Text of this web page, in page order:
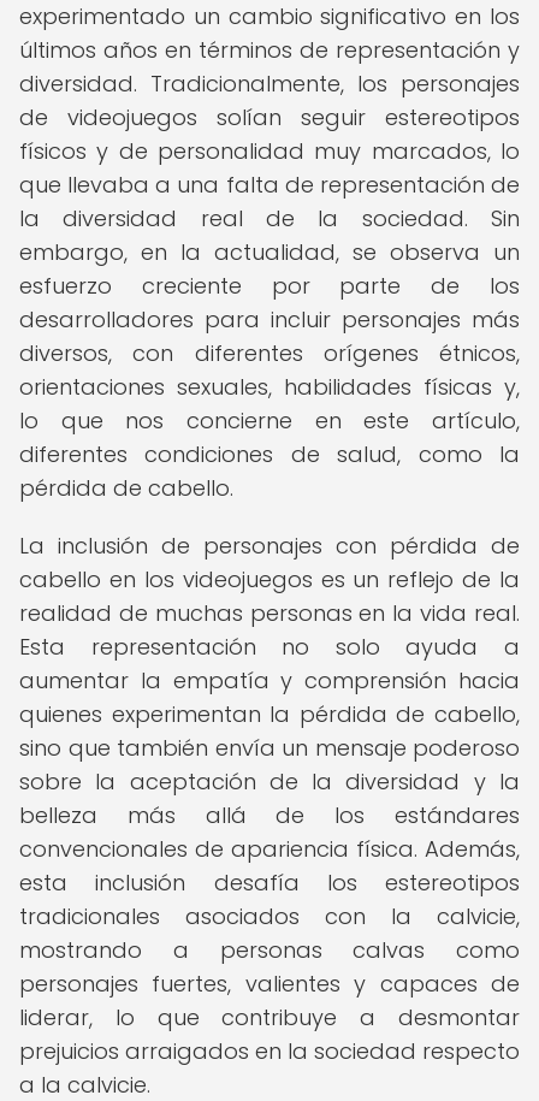
experimentado un cambio significativo en los
últimos años en términos de representación y
diversidad. Tradicionalmente, los personajes
de videojuegos solían seguir estereotipos
físicos y de personalidad muy marcados, lo
que llevaba a una falta de representación de
la diversidad real de la sociedad. Sin
embargo, en la actualidad, se observa un
esfuerzo creciente por parte de los
desarrolladores para incluir personajes más
diversos, con diferentes orígenes étnicos,
orientaciones sexuales, habilidades físicas y,
lo que nos concierne en este artículo,
diferentes condiciones de salud, como la
pérdida de cabello.
La inclusión de personajes con pérdida de
cabello en los videojuegos es un reflejo de la
realidad de muchas personas en la vida real.
Esta representación no solo ayuda a
aumentar la empatía y comprensión hacia
quienes experimentan la pérdida de cabello,
sino que también envía un mensaje poderoso
sobre la aceptación de la diversidad y la
belleza más allá de los estándares
convencionales de apariencia física. Además,
esta inclusión desafía los estereotipos
tradicionales asociados con la calvicie,
mostrando a personas calvas como
personajes fuertes, valientes y capaces de
liderar, lo que contribuye a desmontar
prejuicios arraigados en la sociedad respecto
a la calvicie.